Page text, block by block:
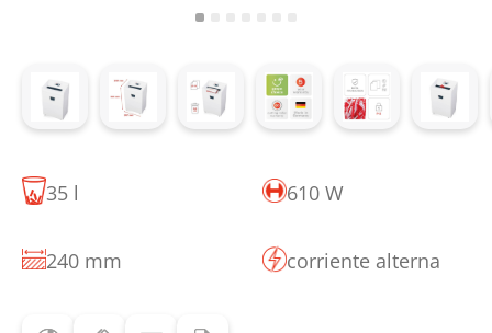
35 l 610 W
240 mm corriente alterna